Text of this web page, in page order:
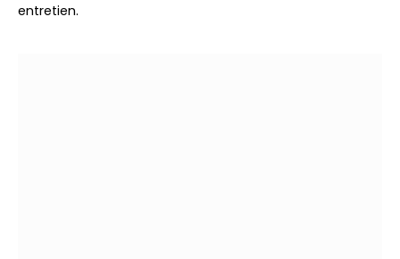
entretien.